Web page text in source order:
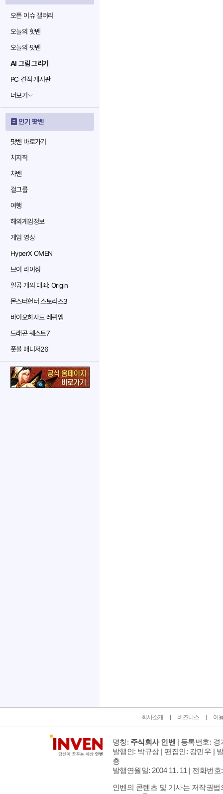
오픈 이슈 갤러리
오늘의 핫벤
오늘의 팟벤
AI 그림 그리기
PC 견적 게시판
더보기
인기 팟벤
팟벤 바로가기
치지직
차벤
걸그룹
여행
해외게임정보
게임 영상
HyperX OMEN
브이 라이징
일곱 개의 대죄: Origin
몬스터헌터 스토리즈3
바이오하자드 레퀴엠
드래곤 퀘스트7
풋볼 매니저26
회사소개 비즈니스 이
명칭: 주식회사 인벤 | 등록번호: 경
발행인: 박규상 | 편집인: 강민우 |
층
발행연월일: 2004 11. 11 | 전화번호
인벤의 콘텐츠 및 기사는 저작권